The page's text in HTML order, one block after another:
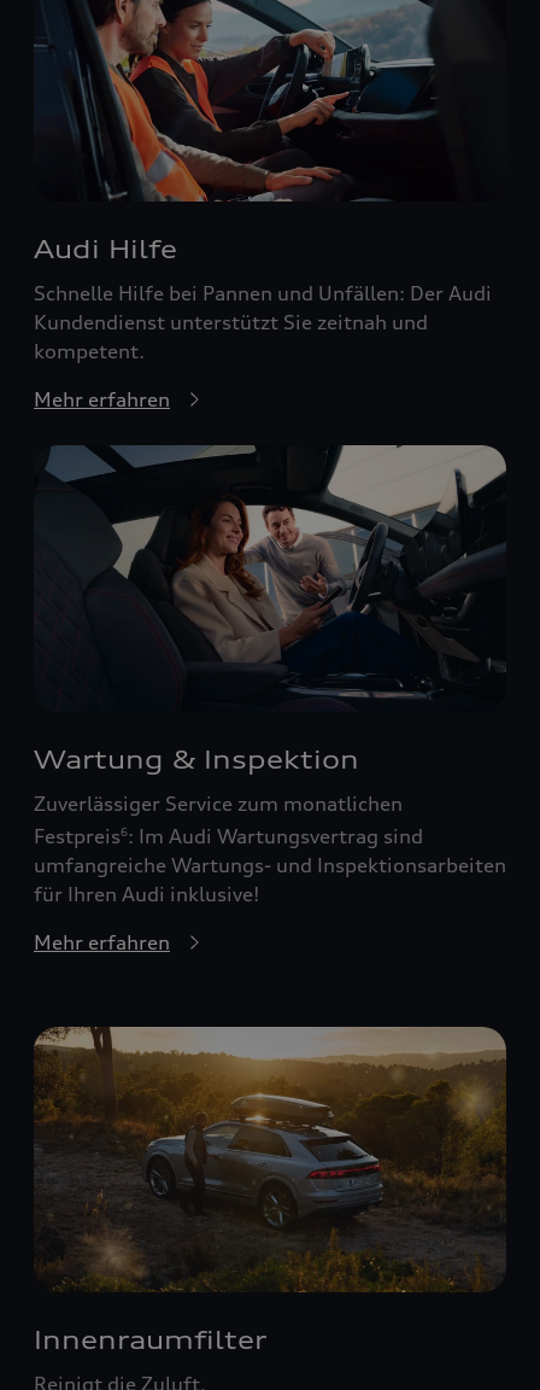
Audi Hilfe
Schnelle Hilfe bei Pannen und Unfällen: Der Audi
Kundendienst unterstützt Sie zeitnah und
kompetent.
Mehr erfahren
Wartung & Inspektion
Zuverlässiger Service zum monatlichen
Festpreis6: Im Audi Wartungsvertrag sind
umfangreiche Wartungs- und Inspektionsarbeiten
für Ihren Audi inklusive!
Mehr erfahren
Innenraumfilter
Reinigt die Zuluft.